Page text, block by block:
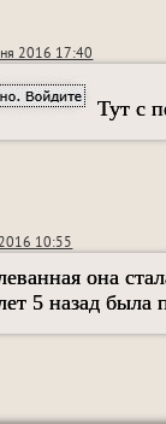
2016 17:40
Тут с
10:55
она
5 назад была